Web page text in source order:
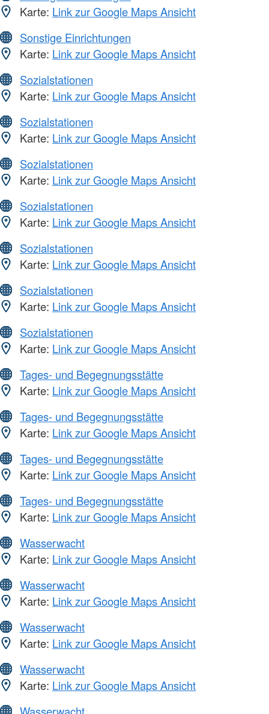
Karte: Link zur Google Maps Ansicht
Sonstige Einrichtungen
Karte: Link zur Google Maps Ansicht
Sozialstationen
Karte: Link zur Google Maps Ansicht
Sozialstationen
Karte: Link zur Google Maps Ansicht
Sozialstationen
Karte: Link zur Google Maps Ansicht
Sozialstationen
Karte: Link zur Google Maps Ansicht
Sozialstationen
Karte: Link zur Google Maps Ansicht
Sozialstationen
Karte: Link zur Google Maps Ansicht
Sozialstationen
Karte: Link zur Google Maps Ansicht
Tages- und Begegnungsstätte
Karte: Link zur Google Maps Ansicht
Tages- und Begegnungsstätte
Karte: Link zur Google Maps Ansicht
Tages- und Begegnungsstätte
Karte: Link zur Google Maps Ansicht
Tages- und Begegnungsstätte
Karte: Link zur Google Maps Ansicht
Wasserwacht
Karte: Link zur Google Maps Ansicht
Wasserwacht
Karte: Link zur Google Maps Ansicht
Wasserwacht
Karte: Link zur Google Maps Ansicht
Wasserwacht
Karte: Link zur Google Maps Ansicht